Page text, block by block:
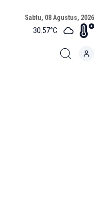
Sabtu, 08 Agustus, 2026
30.57°C